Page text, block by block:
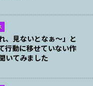
れ、見ないとなぁ〜」と
行動に移せていない作
いてみました